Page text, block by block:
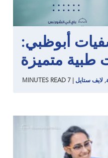
أبوظبي:
طبية متميزة
, لايف ستايل 7
MINUTES READ